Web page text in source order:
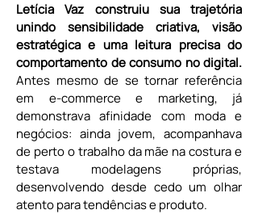
Letícia Vaz construiu sua trajetória
unindo sensibilidade criativa, visão
estratégica e uma leitura precisa do
comportamento de consumo no digital.
Antes mesmo de se tornar referência
em e-commerce e marketing, já
demonstrava afinidade com moda e
negócios: ainda jovem, acompanhava
de perto o trabalho da mãe na costura e
testava modelagens próprias,
desenvolvendo desde cedo um olhar
atento para tendências e produto.